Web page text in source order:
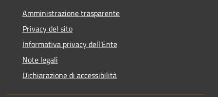
Amministrazione trasparente
Privacy del sito
Informativa privacy dell'Ente
Note legali
Dichiarazione di accessibilità